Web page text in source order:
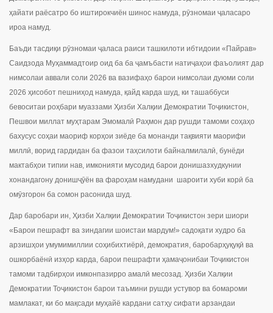
ҳайати раёсатро бо иштирокчиён шинос намуда, рӯзномаи ҷаласаро
ироа намуд.
Баъди тасдиқи рӯзномаи ҷаласа раиси ташкилоти ибтидоии «Пайрав»
Саидзода Муҳаммадтоир оид ба ба ҷамъбасти натиҷаҳои фаъолият дар
нимсолаи аввали соли 2026 ва вазифаҳо барои нимсолаи дуюми соли
2026 ҳисобот пешниҳод намуда, қайд карда шуд, ки ташаббуси
бевоситаи роҳбари муаззами Ҳизби Халқии Демократии Тоҷикистон,
Пешвои миллат муҳтарам Эмомалӣ Раҳмон дар рушди тамоми соҳаҳо
бахусус соҳаи маориф корҳои зиёде ба монанди тақвияти маорифи
миллӣ, ворид гардидан ба фазои таҳсилоти байналмилалӣ, бунёди
мактабҳои типии нав, имконияти мусодид барои донишазхудкунии
хонандагону донишҷӯён ва фароҳам намудани шароити хуби корӣ ба
омӯзгорон ба сомон расонида шуд.
Дар баробари ин, Ҳизби Халқии Демократии Тоҷикистон зери шиори
«Барои пешрафт ва зиндагии шоистаи мардум!» садоқати худро ба
арзишҳои умумимиллии соҳибихтиёрӣ, демократия, баробарҳуқуқӣ ва
ошкорбаёнӣ изҳор карда, барои пешрафти ҳамаҷонибаи Тоҷикистон
тамоми тадбирҳои имконпазирро амалӣ месозад. Ҳизби Халқии
Демократии Тоҷикистон барои таъмини рушди устувор ва бомароми
мамлакат, ки бо мақсади муҳайё кардани сатҳу сифати арзандаи